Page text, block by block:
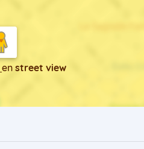
en street view